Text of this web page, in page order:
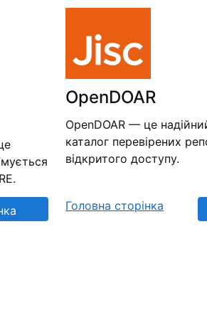
OpenDOAR
OpenDOAR — це
каталог перевірених
відкритого доступу.
Головна сторінка